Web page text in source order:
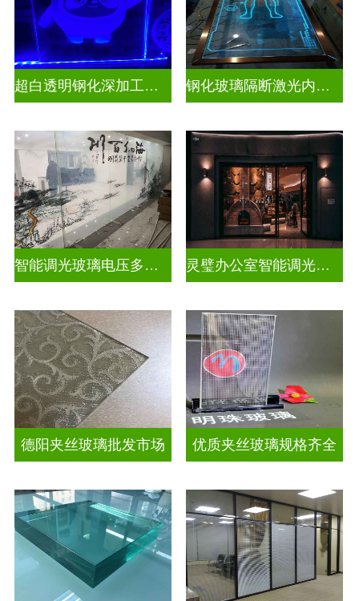
超白透明钢化深加工激光内雕发光艺术玻璃 钢化玻璃隔断激光内雕精雕
智能调光玻璃电压多少合适 灵璧办公室智能调光玻璃厂商
德阳夹丝玻璃批发市场 优质夹丝玻璃规格齐全